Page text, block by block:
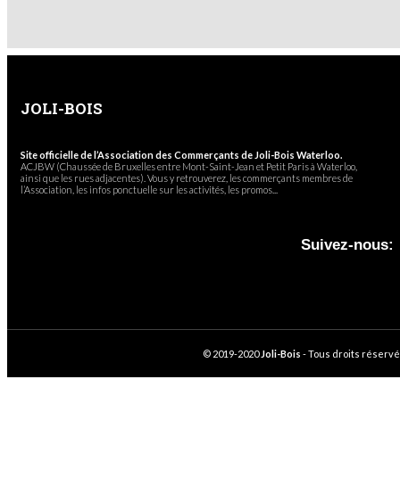
JOLI-BOIS
Site officielle de l’Association des Commerçants de Joli-Bois Waterloo.
ACJBW (Chaussée de Bruxelles entre Mont-Saint-Jean et Petit Paris à Waterloo,
ainsi que les rues adjacentes). Vous y retrouverez, les commerçants membres de
l’Association, les infos ponctuelle sur les activités, les promos...
Suivez-nous:
© 2019-2020Joli-Bois - Tous droits